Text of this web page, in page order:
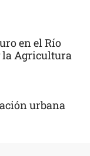
en el Río
la Agricultura
urbana